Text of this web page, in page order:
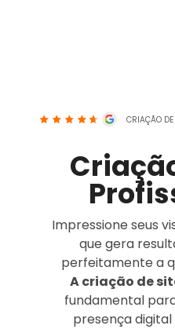
CRIAÇÃO
Impressione seus
que gera
perfeitamente a
A criação de
fundamental
presença